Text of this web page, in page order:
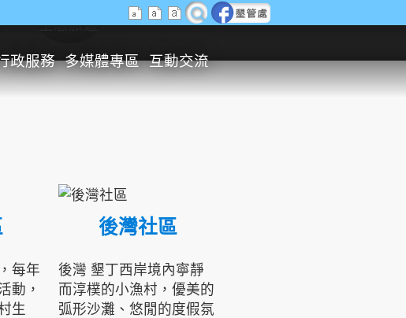
政服務 多媒體專區 互動交流
生態旅遊
每年
動，
生
後灣社區
後灣 墾丁西岸境內寧靜
而淳樸的小漁村，優美的
弧形沙灘、悠閒的度假氛